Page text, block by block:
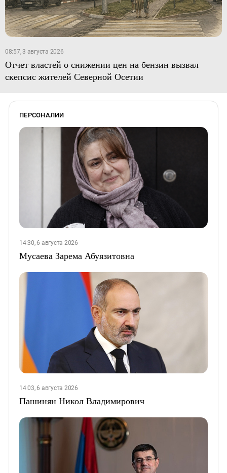
08:57, 3 августа 2026
Отчет властей о снижении цен на бензин вызвал
скепсис жителей Северной Осетии
ПЕРСОНАЛИИ
14:30, 6 августа 2026
Мусаева Зарема Абуязитовна
14:03, 6 августа 2026
Пашинян Никол Владимирович